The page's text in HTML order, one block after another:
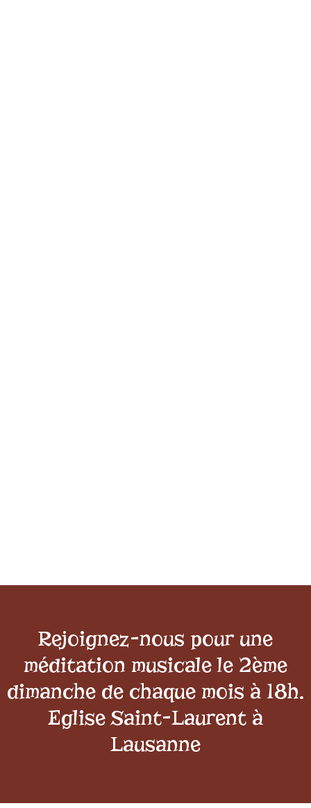
Rejoignez-nous pour une
méditation musicale le 2ème
dimanche de chaque mois à 18h.
Eglise Saint-Laurent à
Lausanne